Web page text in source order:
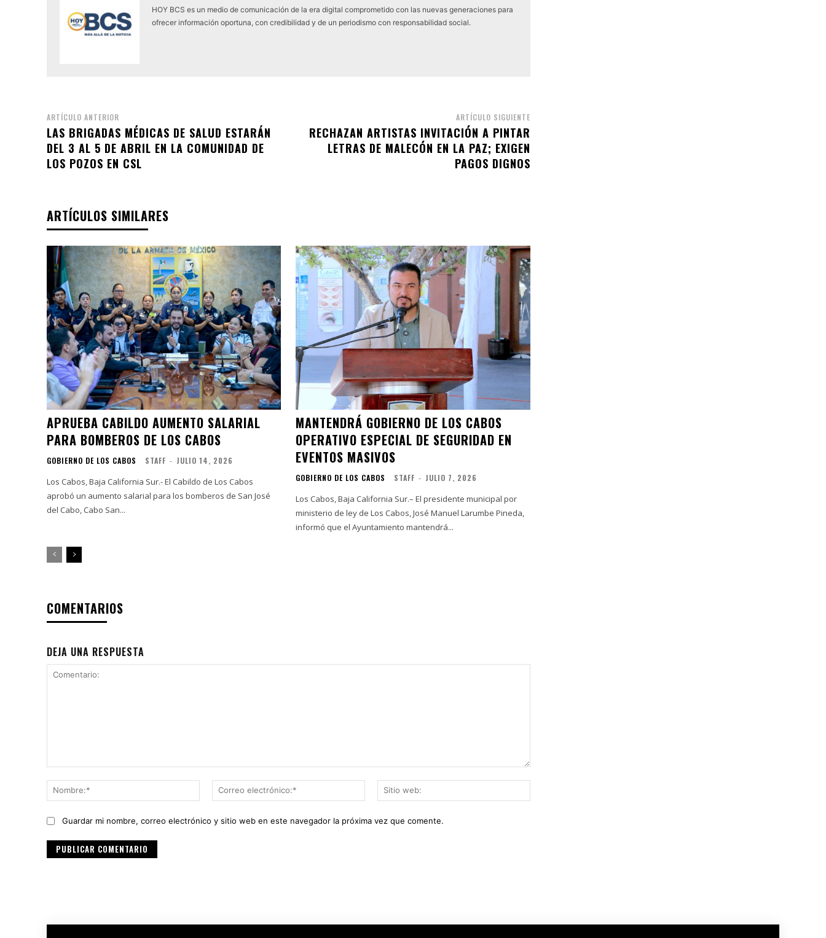
HOY BCS es un medio de comunicación de la era digital comprometido con las nuevas generaciones para
ofrecer información oportuna, con credibilidad y de un periodismo con responsabilidad social.
ARTÍCULO ANTERIOR
LAS BRIGADAS MÉDICAS DE SALUD ESTARÁN
DEL 3 AL 5 DE ABRIL EN LA COMUNIDAD DE
LOS POZOS EN CSL
ARTÍCULO SIGUIENTE
RECHAZAN ARTISTAS INVITACIÓN A PINTAR
LETRAS DE MALECÓN EN LA PAZ; EXIGEN
PAGOS DIGNOS
ARTÍCULOS SIMILARES
APRUEBA CABILDO AUMENTO SALARIAL
PARA BOMBEROS DE LOS CABOS
GOBIERNO DE LOS CABOS STAFF - JULIO 14, 2026
Los Cabos, Baja California Sur.- El Cabildo de Los Cabos
aprobó un aumento salarial para los bomberos de San José
del Cabo, Cabo San...
MANTENDRÁ GOBIERNO DE LOS CABOS
OPERATIVO ESPECIAL DE SEGURIDAD EN
EVENTOS MASIVOS
GOBIERNO DE LOS CABOS STAFF - JULIO 7, 2026
Los Cabos, Baja California Sur.– El presidente municipal por
ministerio de ley de Los Cabos, José Manuel Larumbe Pineda,
informó que el Ayuntamiento mantendrá...
COMENTARIOS
DEJA UNA RESPUESTA
Nombre:*
Correo
electrónico:*
web:
Guardar mi nombre, correo electrónico y sitio web en este navegador la próxima vez que comente.